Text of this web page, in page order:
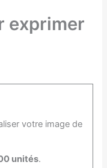
exprimer
votre image de
unités.